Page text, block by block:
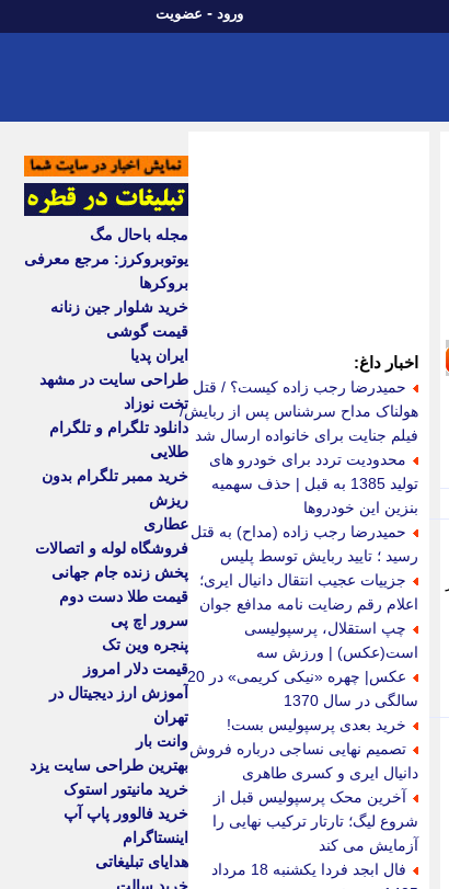
ورود - عضویت
اخبار داغ:
حمیدرضا رجب زاده کیست؟ / قتل
هولناک مداح سرشناس پس از ربایش/
فیلم جنایت برای خانواده ارسال شد
محدودیت تردد برای خودرو های
تولید 1385 به قبل | حذف سهمیه
بنزین این خودروها
حمیدرضا رجب زاده (مداح) به قتل
رسید ؛ تایید ربایش توسط پلیس
جزییات عجیب انتقال دانیال ایری؛
اعلام رقم رضایت نامه مدافع جوان
چپ استقلال، پرسپولیسی
است(عکس) | ورزش سه
عکس| چهره «نیکی کریمی» در 20
سالگی در سال 1370
خرید بعدی پرسپولیس بست!
تصمیم نهایی نساجی درباره فروش
دانیال ایری و کسری طاهری
آخرین محک پرسپولیس قبل از
شروع لیگ؛ تارتار ترکیب نهایی را
آزمایش می کند
فال ابجد فردا یکشنبه 18 مرداد
مجله باحال مگ
یوتوبروکرز: مرجع معرفی
بروکرها
خرید شلوار جین زنانه
قیمت گوشی
ایران پدیا
طراحی سایت در مشهد
تخت نوزاد
دانلود تلگرام و تلگرام
طلایی
خرید ممبر تلگرام بدون
ریزش
عطاری
فروشگاه لوله و اتصالات
پخش زنده جام جهانی
قیمت طلا دست دوم
سرور اچ پی
پنجره وین تک
قیمت دلار امروز
آموزش ارز دیجیتال در
تهران
وانت بار
بهترین طراحی سایت یزد
خرید مانیتور استوک
خرید فالوور پاپ آپ
اینستاگرام
هدایای تبلیغاتی